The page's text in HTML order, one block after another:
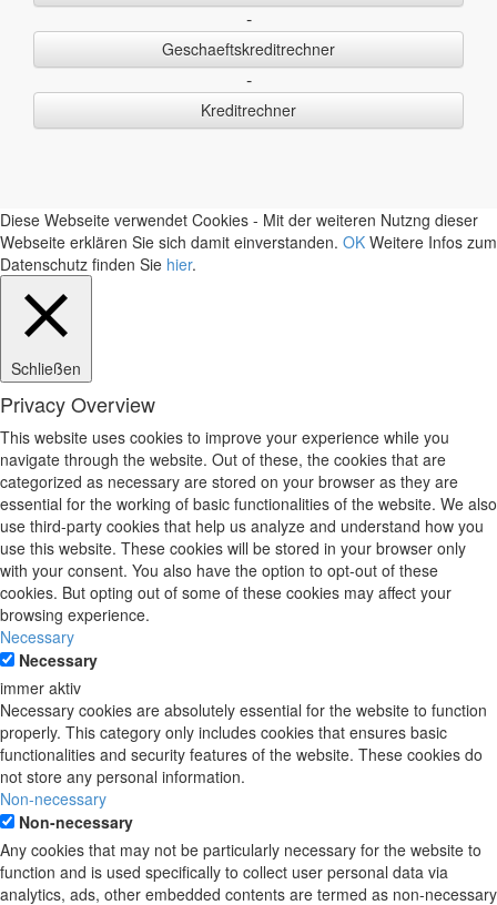
-
Geschaeftskreditrechner
-
Kreditrechner
Diese Webseite verwendet Cookies - Mit der weiteren Nutzng dieser
Webseite erklären Sie sich damit einverstanden. OK Weitere Infos zum
Datenschutz finden Sie hier.
Schließen
Privacy Overview
This website uses cookies to improve your experience while you
navigate through the website. Out of these, the cookies that are
categorized as necessary are stored on your browser as they are
essential for the working of basic functionalities of the website. We also
use third-party cookies that help us analyze and understand how you
use this website. These cookies will be stored in your browser only
with your consent. You also have the option to opt-out of these
cookies. But opting out of some of these cookies may affect your
browsing experience.
Necessary
Necessary
immer aktiv
Necessary cookies are absolutely essential for the website to function
properly. This category only includes cookies that ensures basic
functionalities and security features of the website. These cookies do
not store any personal information.
Non-necessary
Non-necessary
Any cookies that may not be particularly necessary for the website to
function and is used specifically to collect user personal data via
analytics, ads, other embedded contents are termed as non-necessary